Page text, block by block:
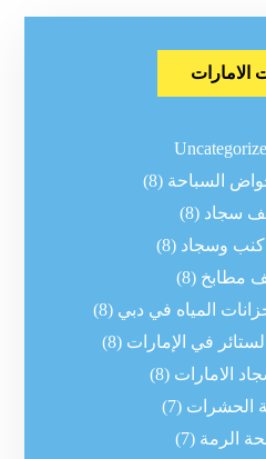
الامارات
السباحة (8)
سجاد (8)
وسجاد (8)
مطابخ (8)
المياه في دبي (8)
في الإمارات (8)
الامارات (8)
الحشرات (7)
الرمة (7)